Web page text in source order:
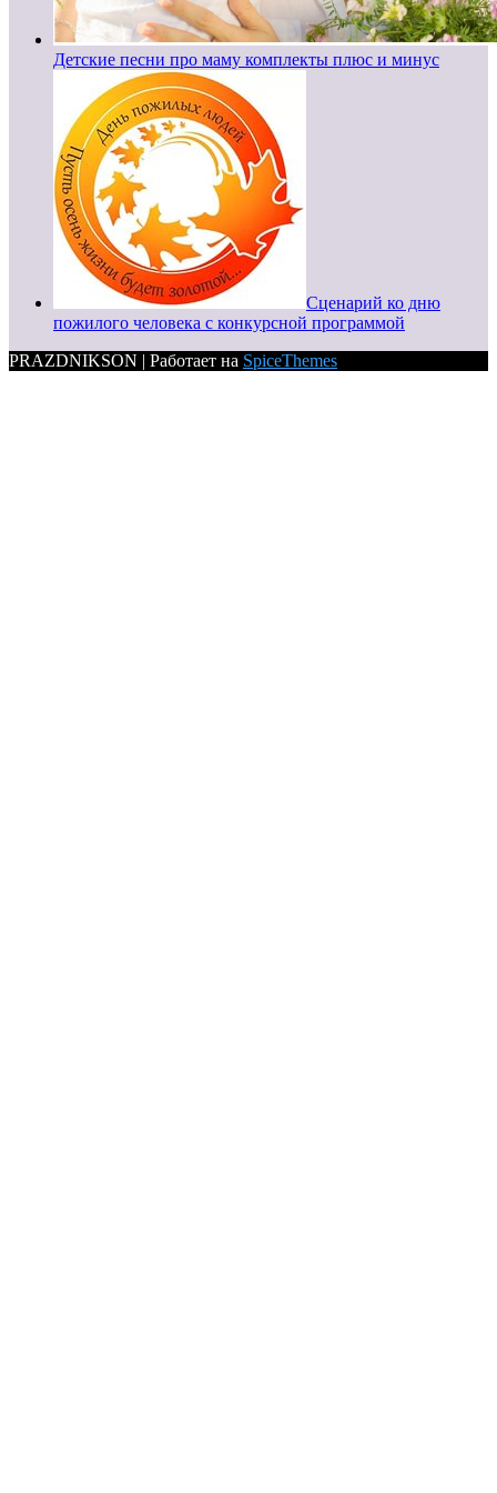
Детские песни про маму комплекты плюс и минус
Сценарий ко дню
пожилого человека с конкурсной программой
PRAZDNIKSON | Работает на SpiceThemes